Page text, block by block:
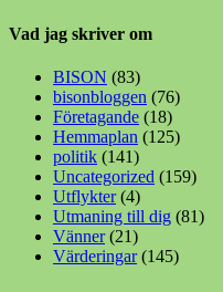
Vad jag skriver om
BISON (83)
bisonbloggen (76)
Företagande (18)
Hemmaplan (125)
politik (141)
Uncategorized (159)
Utflykter(4)
Utmaning till dig (81)
Vänner(21)
Värderingar(145)